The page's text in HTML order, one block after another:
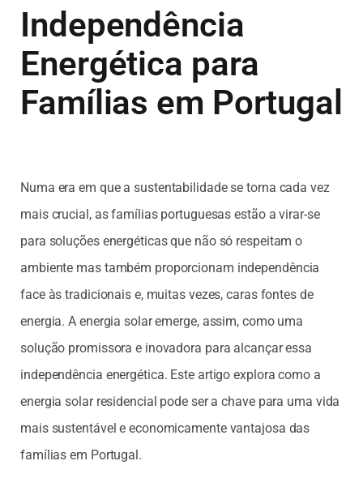
Independência
Energética para
Famílias em Portugal
Numa era em que a sustentabilidade se torna cada vez
mais crucial, as famílias portuguesas estão a virar-se
para soluções energéticas que não só respeitam o
ambiente mas também proporcionam independência
face às tradicionais e, muitas vezes, caras fontes de
energia. A energia solar emerge, assim, como uma
solução promissora e inovadora para alcançar essa
independência energética. Este artigo explora como a
energia solar residencial pode ser a chave para uma vida
mais sustentável e economicamente vantajosa das
famílias em Portugal.